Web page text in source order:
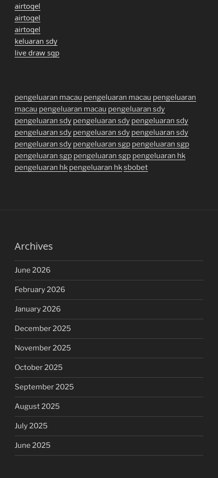
airtogel
airtogel
airtogel
keluaran sdy
live draw sgp
pengeluaran macau pengeluaran macau pengeluaran
macau pengeluaran macau pengeluaran sdy
pengeluaran sdy pengeluaran sdy pengeluaran sdy
pengeluaran sdy pengeluaran sdy pengeluaran sdy
pengeluaran sdy pengeluaran sgp pengeluaran sgp
pengeluaran sgp pengeluaran sgp pengeluaran hk
pengeluaran hk pengeluaran hksbobet
Archives
June 2026
February 2026
January 2026
December 2025
November 2025
October 2025
September 2025
August 2025
July 2025
June 2025